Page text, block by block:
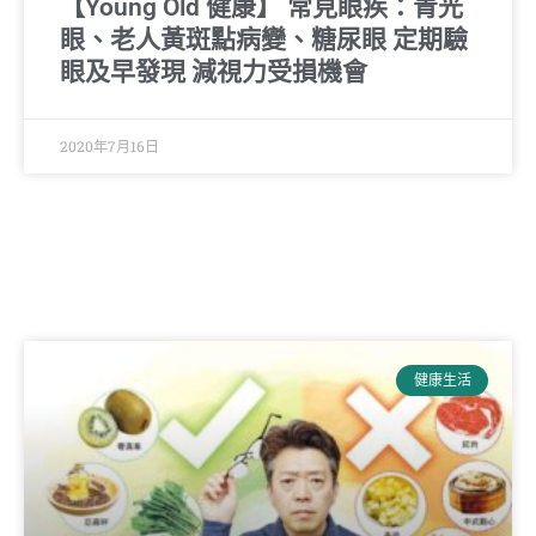
【Young Old 健康】 常見眼疾：青光
眼、老人黃斑點病變、糖尿眼 定期驗
眼及早發現 減視力受損機會
2020年7月16日
健康生活